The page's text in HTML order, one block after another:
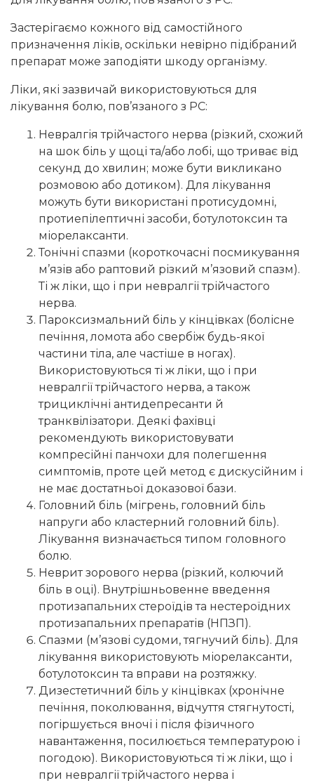
Застерігаємо кожного від самостійного
призначення ліків, оскільки невірно підібраний
препарат може заподіяти шкоду організму.
Ліки, які зазвичай використовуються для
лікування болю, пов’язаного з РС:
Невралгія трійчастого нерва (різкий, схожий
на шок біль у щоці та/або лобі, що триває від
секунд до хвилин; може бути викликано
розмовою або дотиком). Для лікування
можуть бути використані протисудомні,
протиепілептичні засоби, ботулотоксин та
міорелаксанти.
Тонічні спазми (короткочасні посмикування
м’язів або раптовий різкий м’язовий спазм).
Ті ж ліки, що і при невралгії трійчастого
нерва.
Пароксизмальний біль у кінцівках (болісне
печіння, ломота або свербіж будь-якої
частини тіла, але частіше в ногах).
Використовуються ті ж ліки, що і при
невралгії трійчастого нерва, а також
трициклічні антидепресанти й
транквілізатори. Деякі фахівці
рекомендують використовувати
компресійні панчохи для полегшення
симптомів, проте цей метод є дискусійним і
не має достатньої доказової бази.
Головний біль (мігрень, головний біль
напруги або кластерний головний біль).
Лікування визначається типом головного
болю.
Неврит зорового нерва (різкий, колючий
біль в оці). Внутрішньовенне введення
протизапальних стероїдів та нестероїдних
протизапальних препаратів (НПЗП).
Спазми (м’язові судоми, тягнучий біль). Для
лікування використовують міорелаксанти,
ботулотоксин та вправи на розтяжку.
Дизестетичний біль у кінцівках (хронічне
печіння, поколювання, відчуття стягнутості,
погіршується вночі і після фізичного
навантаження, посилюється температурою і
погодою). Використовуються ті ж ліки, що і
при невралгії трійчастого нерва і